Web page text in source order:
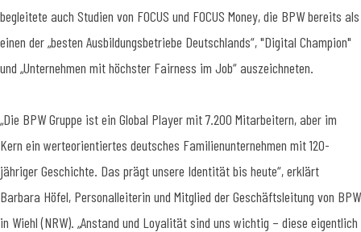
begleitete auch Studien von FOCUS und FOCUS Money, die BPW bereits als
einen der „besten Ausbildungsbetriebe Deutschlands“, "Digital Champion"
und „Unternehmen mit höchster Fairness im Job“ auszeichneten.
„Die BPW Gruppe ist ein Global Player mit 7.200 Mitarbeitern, aber im
Kern ein werteorientiertes deutsches Familienunternehmen mit 120-
jähriger Geschichte. Das prägt unsere Identität bis heute“, erklärt
Barbara Höfel, Personalleiterin und Mitglied der Geschäftsleitung von BPW
in Wiehl (NRW). „Anstand und Loyalität sind uns wichtig – diese eigentlich